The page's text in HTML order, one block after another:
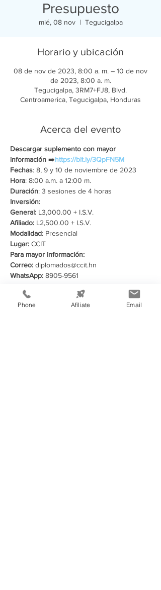
Presupuesto
mié, 08 nov
  |
Tegucigalpa
Horario y ubicación
08 de nov de 2023, 8:00 a. m. – 10 de nov
de 2023, 8:00 a. m.
Tegucigalpa, 3RM7+FJ8, Blvd.
Centroamerica, Tegucigalpa, Honduras
Acerca del evento
Descargar suplemento con mayor
información ➡️https://bit.ly/3QpFN5M
Fechas: 8, 9 y 10 de noviembre de 2023
Hora: 8:00 a.m. a 12:00 m.
Duración: 3 sesiones de 4 horas
Inversión:
General: L3,000.00 + I.S.V.
Afiliado: L2,500.00 + I.S.V.
Modalidad: Presencial
Lugar: CCIT
Para mayor información:
Correo: diplomados@ccit.hn
WhatsApp: 8905-9561
Compartir este evento
Phone Afíliate Email